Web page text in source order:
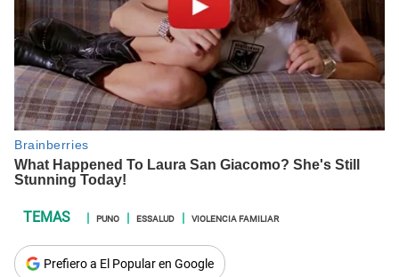
PUNO ESSALUD VIOLENCIA FAMILIAR
Prefiero a El Popular en Google